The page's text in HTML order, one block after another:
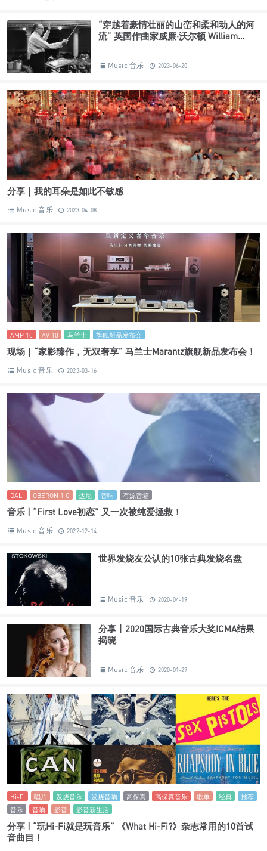
“穿越着豪情壮丽的山峦和柔和动人的河
流” 英国作曲家威廉·沃尔顿 William
Music 音乐 2023-06-20
分享｜我的耳朵是如此不敏感
Music 音乐 2023-04-08
AMP 10 AV 10 马兰士 旗舰新品发布会
现场｜“家影臻作，无双奢享” 马兰士Marantz旗舰新品发布会！
Music 音乐 2023-03-16
DALI OBERON 1 C 达尼 音响 有源音箱
音乐 | “First Love初恋” 又一次被纯爱拯救！
Music 音乐 2022-12-14
世界发烧友公认的10张古典发烧名盘
Music 音乐 2020-04-19
分享丨2020国际古典音乐大奖ICMA结果
揭晓
Music 音乐 2020-01-29
Hi-Fi 唱片 发烧音乐 发烧音响 高保真 高保真音乐 歌单 经典
推荐
音乐
音响 影音 影音新生活
分享 | “玩Hi-Fi就是玩音乐” 《What Hi-Fi?》杂志常用的10首试
音曲目！